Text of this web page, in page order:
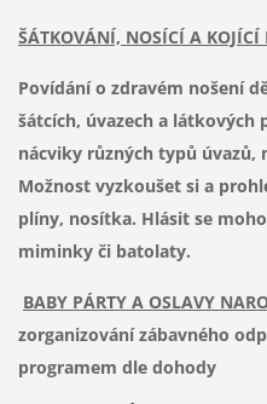
ŠÁTKOVÁNÍ, NOSÍCÍ A KOJÍCÍ
Povídání o zdravém nošení
šátcích, úvazech a
nácviky různých typů úvazů,
Možnost vyzkoušet si a
plíny, nosítka. Hlásit se
miminky či batolaty.
BABY PÁRTY A OSLAVY
zorganizování zábavného
programem dle dohody